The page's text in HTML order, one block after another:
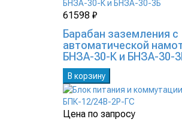
61598 ₽
Барабан заземления с
автоматической
БНЗА-30-К и БНЗА-30-
В корзину
Цена по запросу